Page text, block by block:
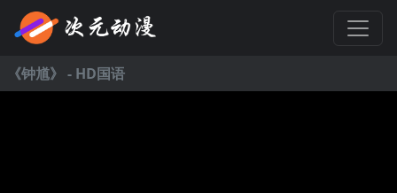
《钟馗》 - HD国语